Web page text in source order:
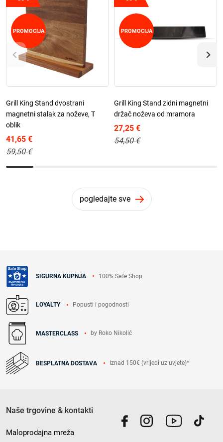
PROMOCIJA
Grill King Stand dvostrani
magnetni stalak za noževe, T
oblik
41,65 €
59,50 €
PROMOCIJA
Grill King Stand zidni magnetni
držač noževa od mramora
27,25 €
54,50 €
pogledajte sve
SIGURNA KUPNJA 100% Safe Shop
LOYALTY Popusti i pogodnosti
MASTERCLASS by Roko Nikolić
BESPLATNA DOSTAVA Iznad 150€ (vrijedi uz uvjete)*
Naše trgovine & kontakti
Maloprodajna mreža